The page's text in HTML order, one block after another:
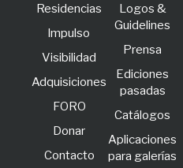
Residencias
lmpulso
Visibilidad
Adquisiciones
FORO
Donar
Contacto
Logos &
Guidelines
Prensa
Ediciones
pasadas
Catálogos
Aplicaciones
para galerías